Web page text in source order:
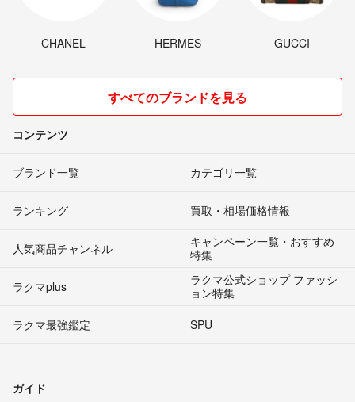
CHANEL HERMES GUCCI
すべてのブランドを見る
コンテンツ
ブランド一覧 カテゴリ一覧
ランキング 買取・相場価格情報
人気商品チャンネル
キャンペーン一覧・おすすめ
特集
ラクマplus
ラクマ公式ショップ ファッシ
ョン特集
ラクマ最強鑑定
SPU
ガイド